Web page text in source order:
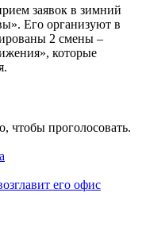
заявок в зимний
Его организуют в
2 смены –
которые
чтобы проголосовать.
его офис